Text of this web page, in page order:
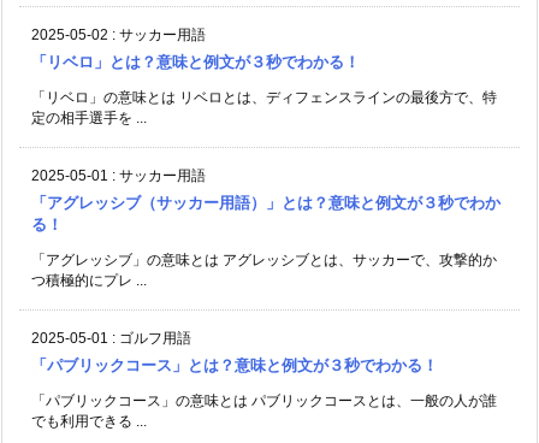
2025-05-02 : サッカー用語
「リベロ」とは？意味と例文が３秒でわかる！
「リベロ」の意味とは リベロとは、ディフェンスラインの最後方で、特
定の相手選手を ...
2025-05-01 : サッカー用語
「アグレッシブ（サッカー用語）」とは？意味と例文が３秒でわか
る！
「アグレッシブ」の意味とは アグレッシブとは、サッカーで、攻撃的か
つ積極的にプレ ...
2025-05-01 : ゴルフ用語
「パブリックコース」とは？意味と例文が３秒でわかる！
「パブリックコース」の意味とは パブリックコースとは、一般の人が誰
でも利用できる ...